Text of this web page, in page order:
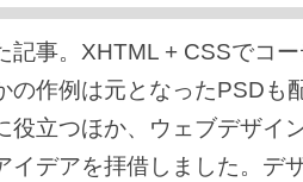
事。XHTML + CSSでコ
作例は元となったPSDも
立つほか、ウェブデザイ
デアを拝借しました。デ